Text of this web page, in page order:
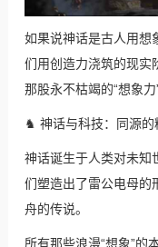
如果说神话是古人用想
们用创造力浇筑的现实
那股永不枯竭的“想象力”
♞ 神话与科技：同源的
神话诞生于人类对未知
们塑造出了雷公电母的
舟的传说。
所有那些浪漫“想象”的